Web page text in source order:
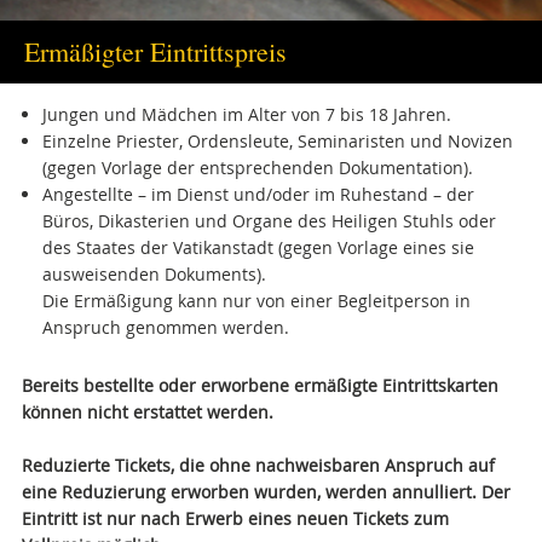
Ermäßigter Eintrittspreis
Jungen und Mädchen im Alter von 7 bis 18 Jahren.
Einzelne Priester, Ordensleute, Seminaristen und Novizen
(gegen Vorlage der entsprechenden Dokumentation).
Angestellte – im Dienst und/oder im Ruhestand – der
Büros, Dikasterien und Organe des Heiligen Stuhls oder
des Staates der Vatikanstadt (gegen Vorlage eines sie
ausweisenden Dokuments).
Die Ermäßigung kann nur von einer Begleitperson in
Anspruch genommen werden.
Bereits bestellte oder erworbene ermäßigte Eintrittskarten
können nicht erstattet werden.
Reduzierte Tickets, die ohne nachweisbaren Anspruch auf
eine Reduzierung erworben wurden, werden annulliert. Der
Eintritt ist nur nach Erwerb eines neuen Tickets zum